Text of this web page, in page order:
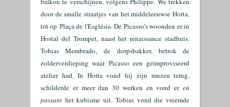
door de smalle straatjes van het middeleeuwse Horta,
tot op Plaça de l'Església. De Picasso's woonden er in
Hostal del Trompet, naast het renaissance stadhuis.
Tobias Membrado,de dorpsbakker, betrok de
zolderverdieping waar Picasso een geïmproviseerd
atelier had. In Horta vond hij zijn muzen terug,
schilderde er meer dan 30 werken en vond er en
passant het kubisme uit. Tobias vond die vreemde